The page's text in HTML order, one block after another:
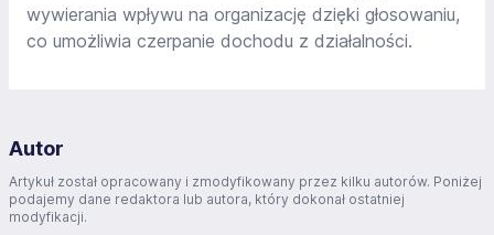
wywierania wpływu na organizację dzięki głosowaniu,
co umożliwia czerpanie dochodu z działalności.
Autor
Artykuł został opracowany i zmodyfikowany przez kilku autorów. Poniżej
podajemy dane redaktora lub autora, który dokonał ostatniej
modyfikacji.